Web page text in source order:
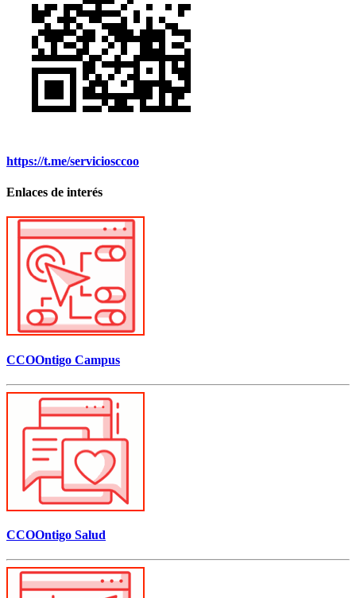
https://t.me/serviciosccoo
Enlaces de interés
CCOOntigo Campus
CCOOntigo Salud